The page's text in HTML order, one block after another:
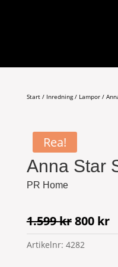
Start/ Inredning/ Lampor/
Rea!
Anna Star
PR Home
1.599krDet
priset
800 kr
Artikelnr: 4282